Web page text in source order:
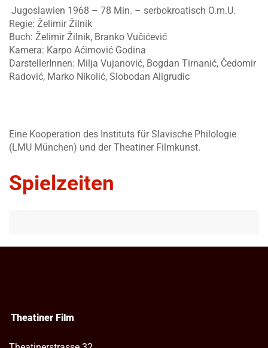
Jugoslawien 1968 – 78 Min. – serbokroatisch O.m.U.
Regie: Želimir Žilnik
Buch: Želimir Žilnik, Branko Vučićević
Kamera: Karpo Aćimović Godina
DarstellerInnen: Milja Vujanović, Bogdan Tirnanić, Čedomir
Radović, Marko Nikolić, Slobodan Aligrudic
Eine Kooperation des Instituts für Slavische Philologie
(LMU München) und der Theatiner Filmkunst.
Spielzeiten
Theatiner Film